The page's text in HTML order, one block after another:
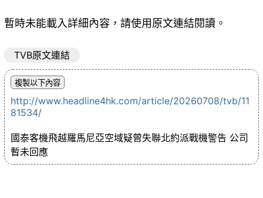
暫時未能載入詳細內容，請使用原文連結閱讀。
TVB原文連結
http://www.headline4hk.com/article/20260708/tvb/11
81534/
國泰客機飛越羅馬尼亞空域疑曾失聯北約派戰機警告 公司
暫未回應